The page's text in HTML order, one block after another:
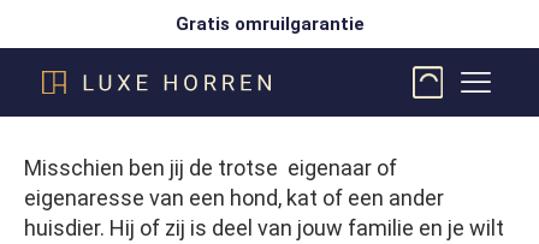
Gratis omruilgarantie
Misschien ben jij de trotse eigenaar of
eigenaresse van een hond, kat of een ander
huisdier. Hij of zij is deel van jouw familie en je wilt